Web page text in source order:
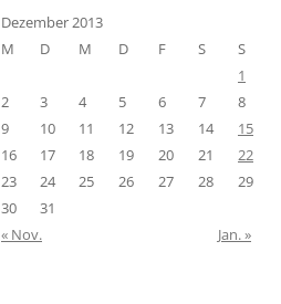
Dezember 2013
M
D M D F S
S
1
2
3 4 5 6 7
8
9
10 11 12 13 14
15
16
17 18 19 20 21
22
23
24 25 26 27 28
29
30
31
« Nov.
Jan. »